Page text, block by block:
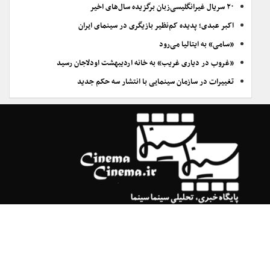
۲۰ سریال غیرانگلیسی‌زبان برگزیده سال‌های اخیر
اکبر عبدی؛ پدیده کم‌نظیر بازیگری در سینمای ایران
«سامی» به ایتالیا می‌رود
«غروب در دیاری غریب» به خانه اردیبهشت اودلاجان رسید
تغییرات در سازمان سینمایی با انتشار سه حکم جدید